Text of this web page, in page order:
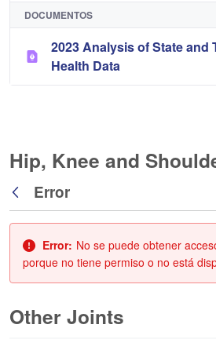
DOCUMENTOS
2023 Analysis of State and
Health Data
Atrás
Error
Error: No se puede obtener
porque no tiene permiso o no está
Other Joints